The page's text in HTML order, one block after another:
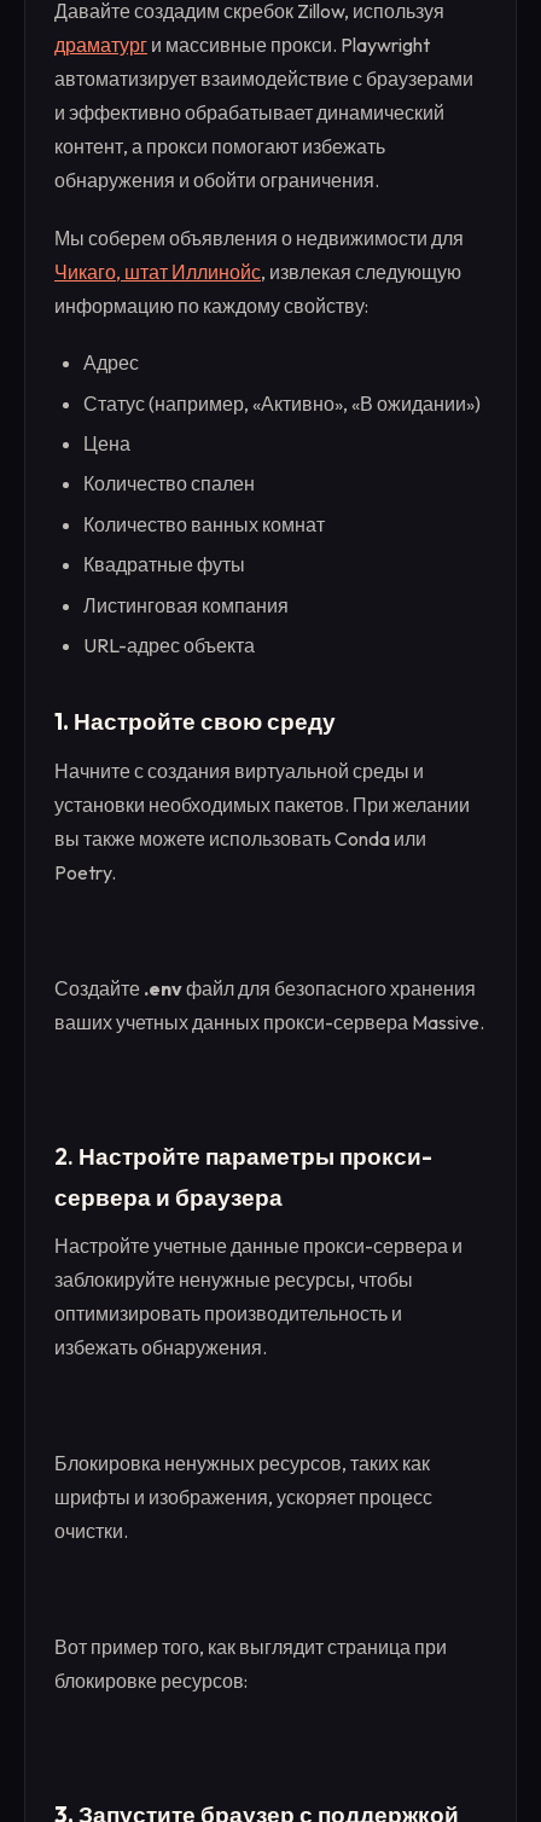
Давайте создадим скребок Zillow, используя
драматург и массивные прокси. Playwright
автоматизирует взаимодействие с браузерами
и эффективно обрабатывает динамический
контент, а прокси помогают избежать
обнаружения и обойти ограничения.
Мы соберем объявления о недвижимости для
Чикаго, штат Иллинойс, извлекая следующую
информацию по каждому свойству:
Адрес
Статус (например, «Активно», «В ожидании»)
Цена
Количество спален
Количество ванных комнат
Квадратные футы
Листинговая компания
URL-адрес объекта
1. Настройте свою среду
Начните с создания виртуальной среды и
установки необходимых пакетов. При желании
вы также можете использовать Conda или
Poetry.
Создайте .envфайл для безопасного хранения
ваших учетных данных прокси-сервера Massive.
2. Настройте параметры прокси-
сервера и браузера
Настройте учетные данные прокси-сервера и
заблокируйте ненужные ресурсы, чтобы
оптимизировать производительность и
избежать обнаружения.
Блокировка ненужных ресурсов, таких как
шрифты и изображения, ускоряет процесс
очистки.
Вот пример того, как выглядит страница при
блокировке ресурсов:
3. Запустите браузер с поддержкой